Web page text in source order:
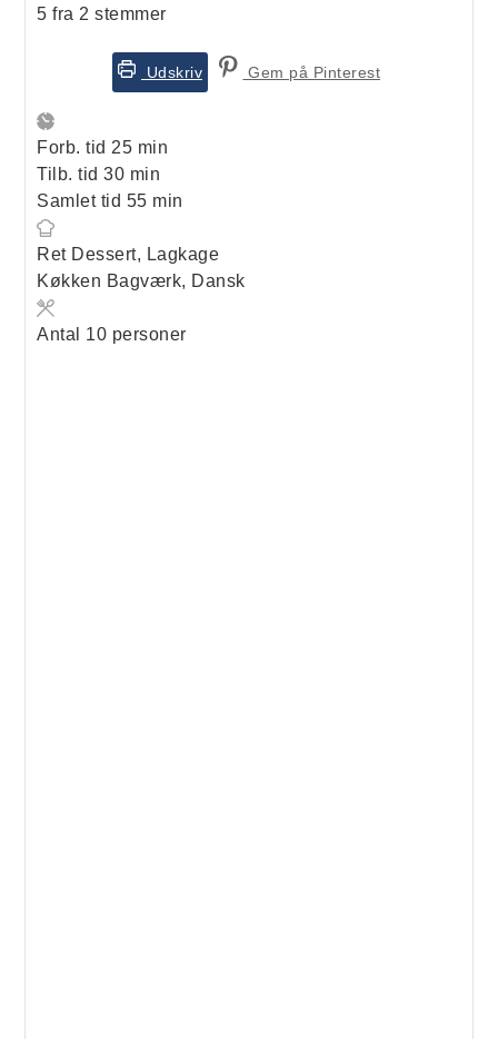
5 fra 2 stemmer
Udskriv Gem på Pinterest
Forb. tid 25minutter
min
Tilb. tid30minutter
min
Samlet tid 55minutter
min
Ret Dessert, Lagkage
Køkken Bagværk, Dansk
Antal 10 personer